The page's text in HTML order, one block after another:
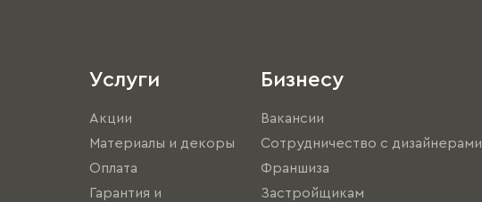
Услуги
Акции
Материалы и декоры
Оплата
Гарантия и
Бизнесу
Вакансии
Сотрудничество с дизайнерами
Франшиза
Застройщикам